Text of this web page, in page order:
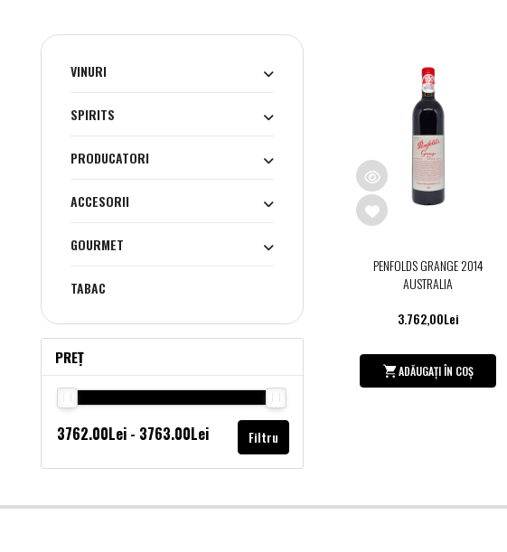
VINURI
SPIRITS
PRODUCATORI
ACCESORII
GOURMET
TABAC
PREȚ
Filtru
PENFOLDS GRANGE 2014
AUSTRALIA
3.762,00Lei
ADĂUGAȚI ÎN COȘ